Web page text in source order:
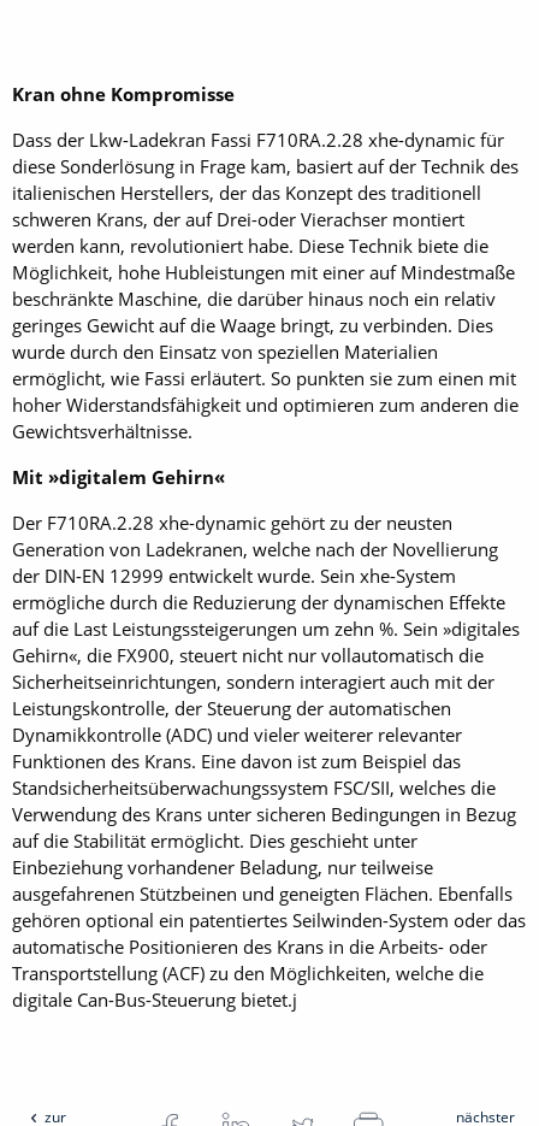
Kran ohne Kompromisse
Dass der Lkw-Ladekran Fassi F710RA.2.28 xhe-dynamic für
diese Sonderlösung in Frage kam, basiert auf der Technik des
italienischen Herstellers, der das Konzept des traditionell
schweren Krans, der auf Drei-oder Vierachser montiert
werden kann, revolutioniert habe. Diese Technik biete die
Möglichkeit, hohe Hubleistungen mit einer auf Mindestmaße
beschränkte Maschine, die darüber hinaus noch ein relativ
geringes Gewicht auf die Waage bringt, zu verbinden. Dies
wurde durch den Einsatz von speziellen Materialien
ermöglicht, wie Fassi erläutert. So punkten sie zum einen mit
hoher Widerstandsfähigkeit und optimieren zum anderen die
Gewichtsverhältnisse.
Mit »digitalem Gehirn«
Der F710RA.2.28 xhe-dynamic gehört zu der neusten
Generation von Ladekranen, welche nach der Novellierung
der DIN-EN 12999 entwickelt wurde. Sein xhe-System
ermögliche durch die Reduzierung der dynamischen Effekte
auf die Last Leistungssteigerungen um zehn %. Sein »digitales
Gehirn«, die FX900, steuert nicht nur vollautomatisch die
Sicherheitseinrichtungen, sondern interagiert auch mit der
Leistungskontrolle, der Steuerung der automatischen
Dynamikkontrolle (ADC) und vieler weiterer relevanter
Funktionen des Krans. Eine davon ist zum Beispiel das
Standsicherheitsüberwachungssystem FSC/SII, welches die
Verwendung des Krans unter sicheren Bedingungen in Bezug
auf die Stabilität ermöglicht. Dies geschieht unter
Einbeziehung vorhandener Beladung, nur teilweise
ausgefahrenen Stützbeinen und geneigten Flächen. Ebenfalls
gehören optional ein patentiertes Seilwinden-System oder das
automatische Positionieren des Krans in die Arbeits- oder
Transportstellung (ACF) zu den Möglichkeiten, welche die
digitale Can-Bus-Steuerung bietet.j
zur nächster